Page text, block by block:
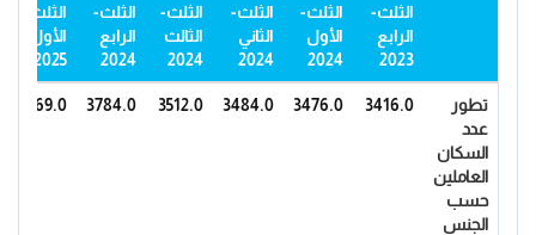
الثلث-
الرابع
2023
الثلث-
الأول
2024
الثلث-
الثاني
2024
الثلث-
الثالث
2024
الثلث-
الرابع
2024
الثلث-
الأول
2025
تطور
عدد
السكان
العاملين
حسب
الجنس
3416.0
3476.0
3484.0
3512.0
3784.0
3569.0